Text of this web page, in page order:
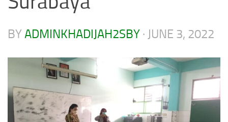
BYADMINKHADIJAH2SBY · JUNE 3, 2022